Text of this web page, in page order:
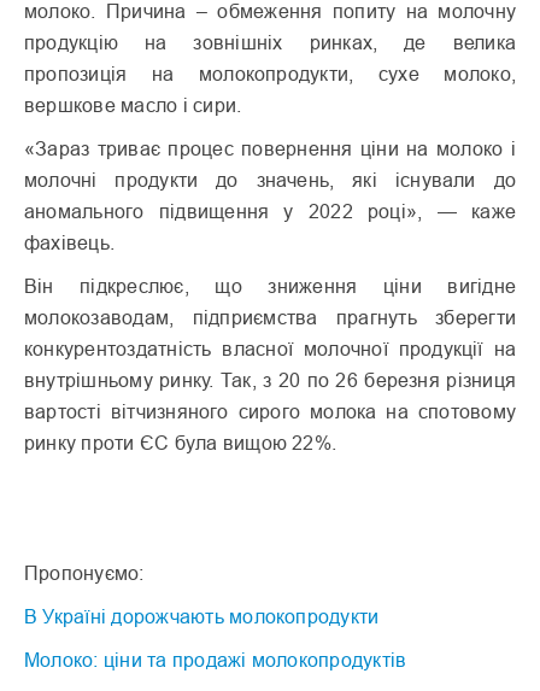
молоко. Причина – обмеження попиту на молочну
продукцію на зовнішніх ринках, де велика
пропозиція на молокопродукти, сухе молоко,
вершкове масло і сири.
«Зараз триває процес повернення ціни на молоко і
молочні продукти до значень, які існували до
аномального підвищення у 2022 році», — каже
фахівець.
Він підкреслює, що зниження ціни вигідне
молокозаводам, підприємства прагнуть зберегти
конкурентоздатність власної молочної продукції на
внутрішньому ринку. Так, з 20 по 26 березня різниця
вартості вітчизняного сирого молока на спотовому
ринку проти ЄС була вищою 22%.
Пропонуємо:
В Україні дорожчають молокопродукти
Молоко: ціни та продажі молокопродуктів